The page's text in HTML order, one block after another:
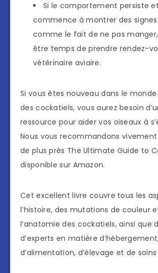
Si le comportement persiste et
commence à montrer des
comme le fait de ne pas
être temps de prendre rendez-
vétérinaire aviaire.
Si vous êtes nouveau dans le
des cockatiels, vous aurez besoin
ressource pour aider vos oiseaux à
Nous vous recommandons vivement
de plus près The Ultimate Guide to
disponible sur Amazon.
Cet excellent livre couvre tous les
l’histoire, des mutations de couleur
l’anatomie des cockatiels, ainsi que
d’experts en matière
d’alimentation, d’élevage et de